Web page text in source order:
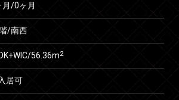
/0ヶ月
/南西
56.36m2
居可